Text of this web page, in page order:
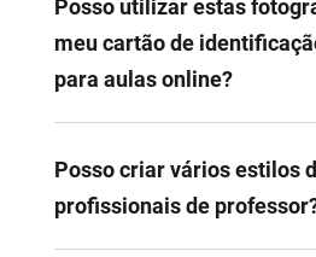
foi treinado com imagens reais
Quando carrega uma
automaticamente para a cena,
iluminação, a expressão facial
produzir fotografias com
Posso utilizar estas
meu cartão de
para aulas online?
por IA para cartões de
funcionários ou salas de aula
Posso criar vários estilos
profissionais de